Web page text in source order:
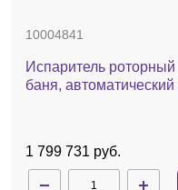
10004841
Испаритель
баня,
1 799 731 руб.